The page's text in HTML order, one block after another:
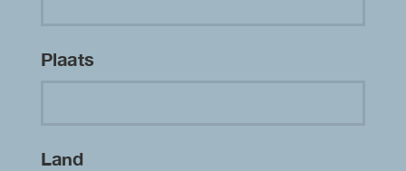
Plaats
Land